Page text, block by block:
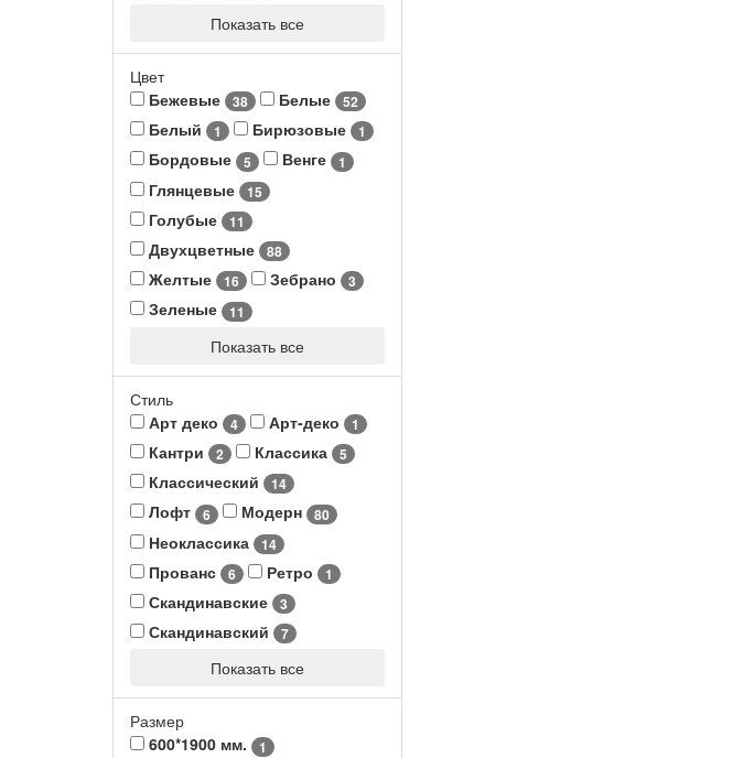
Показать все
Цвет
Бежевые
38 Белые 52
Белый 1 Бирюзовые 1
Бордовые 5 Венге 1
Глянцевые 15
Голубые 11
Двухцветные 88
Желтые 16 Зебрано 3
Зеленые 11
Показать все
Стиль
Арт деко
4 Арт-деко 1
Кантри 2 Классика 5
Классический 14
Лофт 6 Модерн 80
Неоклассика 14
Прованс 6 Ретро 1
Скандинавские 3
Скандинавский 7
Показать все
Размер
600*1900 мм.
1